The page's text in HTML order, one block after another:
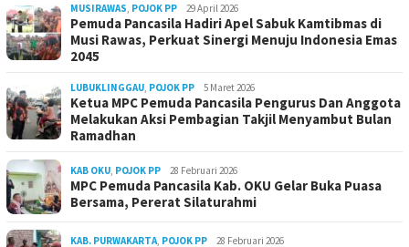
MUSIRAWAS, POJOK PP 29 April 2026
Pemuda Pancasila Hadiri Apel Sabuk Kamtibmas di
Musi Rawas, Perkuat Sinergi Menuju Indonesia Emas
2045
LUBUKLINGGAU, POJOK PP 5 Maret 2026
Ketua MPC Pemuda Pancasila Pengurus Dan Anggota
Melakukan Aksi Pembagian Takjil Menyambut Bulan
Ramadhan
KAB OKU, POJOK PP 28 Februari 2026
MPC Pemuda Pancasila Kab. OKU Gelar Buka Puasa
Bersama, Pererat Silaturahmi
KAB. PURWAKARTA, POJOK PP 28 Februari 2026